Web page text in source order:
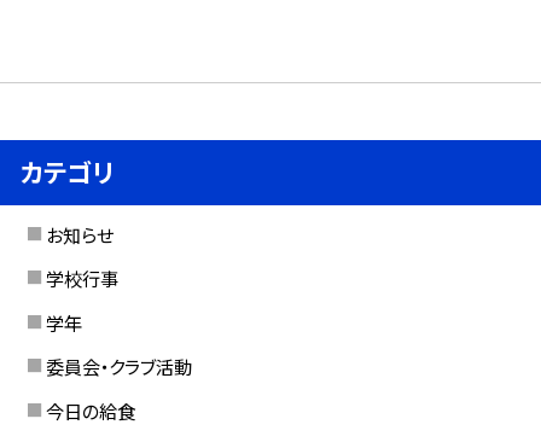
カテゴリ
お知らせ
学校行事
学年
委員会・クラブ活動
今日の給食